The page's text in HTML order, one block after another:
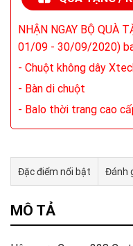
NHẬN NGAY BỘ QUÀ
01/09 - 30/09/2020)
- Chuột không dây
- Bàn di chuột
- Balo thời trang cao
Đặc điểm nổi bật Đánh
Tư vấn & bán hàng qua
MÔ TẢ